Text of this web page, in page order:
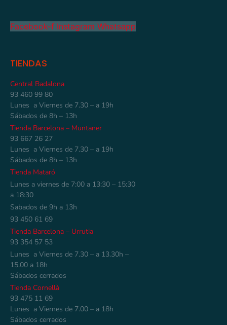
Facebook-f Instagram Whatsapp
TIENDAS
Central Badalona
93 460 99 80
Lunes a Viernes de 7.30 – a 19h
Sábados de 8h – 13h
Tienda Barcelona – Muntaner
93 667 26 27
Lunes a Viernes de 7.30 – a 19h
Sábados de 8h – 13h
Tienda Mataró
Lunes a viernes de 7:00 a 13:30 – 15:30
a 18:30
Sabados de 9h a 13h
93 450 61 69
Tienda Barcelona – Urrutia
93 354 57 53
Lunes a Viernes de 7.30 – a 13.30h –
15.00 a 18h
Sábados cerrados
Tienda Cornellà
93 475 11 69
Lunes a Viernes de 7.00 – a 18h
Sábados cerrados